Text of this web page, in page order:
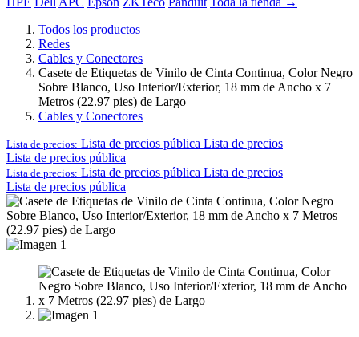
Todos los productos
Redes
Cables y Conectores
Casete de Etiquetas de Vinilo de Cinta Continua, Color Negro
Sobre Blanco, Uso Interior/Exterior, 18 mm de Ancho x 7
Metros (22.97 pies) de Largo
Cables y Conectores
Lista de precios: Lista de precios pública Lista de precios
Lista de precios pública
Lista de precios: Lista de precios pública Lista de precios
Lista de precios pública